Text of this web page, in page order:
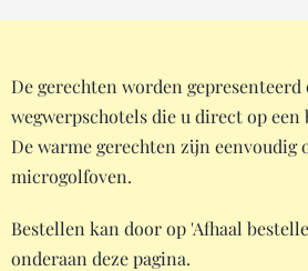
De gerechten worden gepresenteerd
wegwerpschotels die u direct op
De warme gerechten zijn eenvoudig
microgolfoven.
Bestellen kan door op 'Afhaal
onderaan deze pagina.